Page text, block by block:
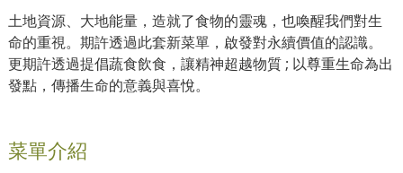
土地資源、大地能量，造就了食物的靈魂，也喚醒我們對生
命的重視。期許透過此套新菜單，啟發對永續價值的認識。
更期許透過提倡蔬食飲食，讓精神超越物質 ; 以尊重生命為出
發點，傳播生命的意義與喜悅。
菜單介紹